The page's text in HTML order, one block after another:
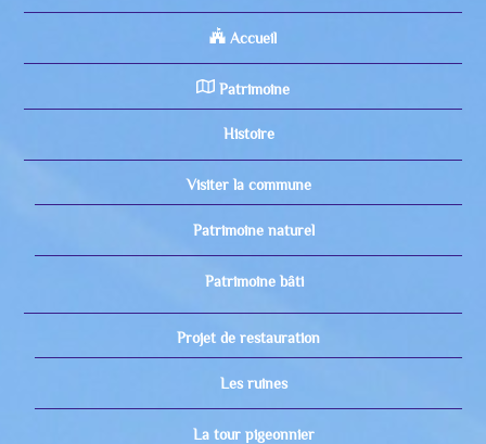
Accueil
Patrimoine
Histoire
Visiter la commune
Patrimoine naturel
Patrimoine bâti
Projet de restauration
Les ruines
La tour pigeonnier